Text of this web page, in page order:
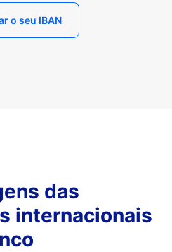
o seu IBAN
das
internacionais